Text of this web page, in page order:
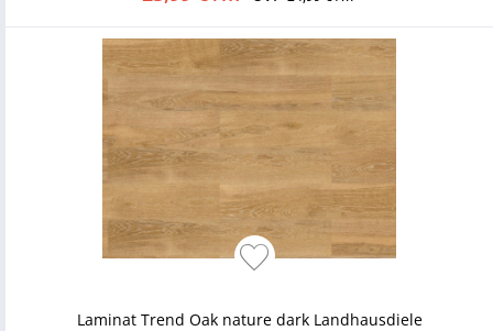
Laminat Trend Oak nature dark Landhausdiele